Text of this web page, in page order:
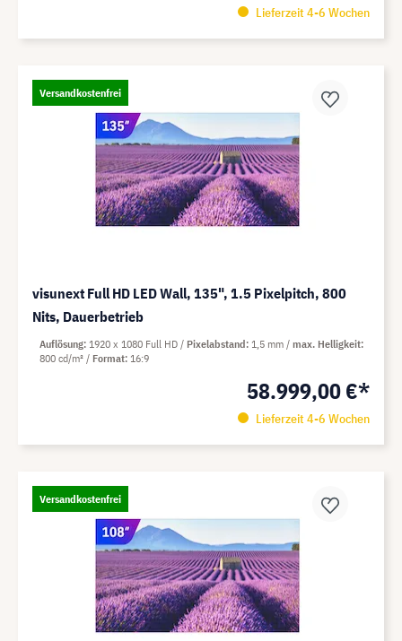
Lieferzeit 4-6 Wochen
Versandkostenfrei
visunext Full HD LED Wall, 135", 1.5 Pixelpitch, 800
Nits, Dauerbetrieb
58.999,00 €*
Lieferzeit 4-6 Wochen
Auflösung 1920 x 1080 Full HD Pixelabstand 1,5 mm
max. Helligkeit
800 cd/m²
Format 16:9
Versandkostenfrei